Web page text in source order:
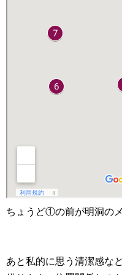
ちょうど①の前が明洞の
あと私的に思う清潔感な